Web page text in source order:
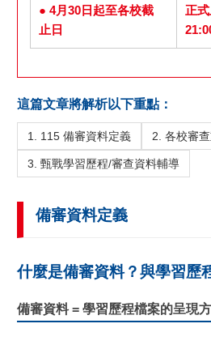
● 4月30日起至各校截
止日
正
這篇文章將解析以下重點：
1. 115 備審資料定義 2. 各校審
3. 甄戰學習歷程/審查資料輔導
備審資料定義
什麼是備審資料？與學習歷
備審資料 = 學習歷程檔案的呈現